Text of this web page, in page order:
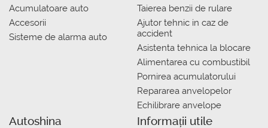
Acumulatoare auto
Accesorii
Sisteme de alarma auto
Taierea benzii de rulare
Ajutor tehnic in caz de
accident
Asistenta tehnica la blocare
Alimentarea cu combustibil
Pornirea acumulatorului
Repararea anvelopelor
Echilibrare anvelope
Autoshina Informații utile